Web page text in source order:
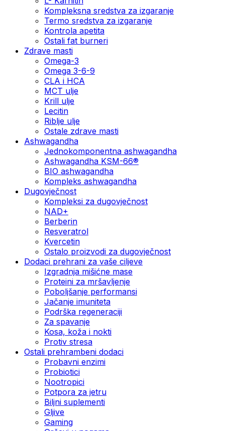
Kompleksna sredstva za izgaranje
Termo sredstva za izgaranje
Kontrola apetita
Ostali fat burneri
Zdrave masti
Omega-3
Omega 3-6-9
CLA i HCA
MCT ulje
Krill ulje
Lecitin
Riblje ulje
Ostale zdrave masti
Ashwagandha
Jednokomponentna ashwagandha
Ashwagandha KSM-66®
BIO ashwagandha
Kompleks ashwagandha
Dugovječnost
Kompleksi za dugovječnost
NAD+
Berberin
Resveratrol
Kvercetin
Ostalo proizvodi za dugovječnost
Dodaci prehrani za vaše ciljeve
Izgradnja mišićne mase
Proteini za mršavljenje
Poboljšanje performansi
Jačanje imuniteta
Podrška regeneraciji
Za spavanje
Kosa, koža i nokti
Protiv stresa
Ostali prehrambeni dodaci
Probavni enzimi
Probiotici
Nootropici
Potpora za jetru
Biljni suplementi
Gljive
Gaming